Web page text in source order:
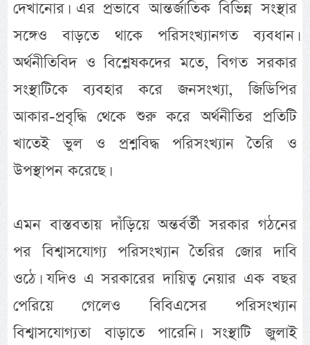
দেখানোর। এর প্রভাবে আন্তর্জাতিক বিভিন্ন সংস্থার
সঙ্গেও বাড়তে থাকে পরিসংখ্যানগত ব্যবধান।
অর্থনীতিবিদ ও বিশ্লেষকদের মতে, বিগত সরকার
সংস্থাটিকে ব্যবহার করে জনসংখ্যা, জিডিপির
আকার-প্রবৃদ্ধি থেকে শুরু করে অর্থনীতির প্রতিটি
খাতেই ভুল ও প্রশ্নবিদ্ধ পরিসংখ্যান তৈরি ও
উপস্থাপন করেছে।
এমন বাস্তবতায় দাঁড়িয়ে অন্তর্বর্তী সরকার গঠনের
পর বিশ্বাসযোগ্য পরিসংখ্যান তৈরির জোর দাবি
ওঠে। যদিও এ সরকারের দায়িত্ব নেয়ার এক বছর
পেরিয়ে গেলেও বিবিএসের পরিসংখ্যান
বিশ্বাসযোগ্যতা বাড়াতে পারেনি। সংস্থাটি জুলাই